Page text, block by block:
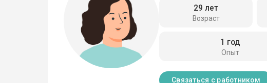
Возраст
29 лет
Опыт
1 год
Связаться с работником